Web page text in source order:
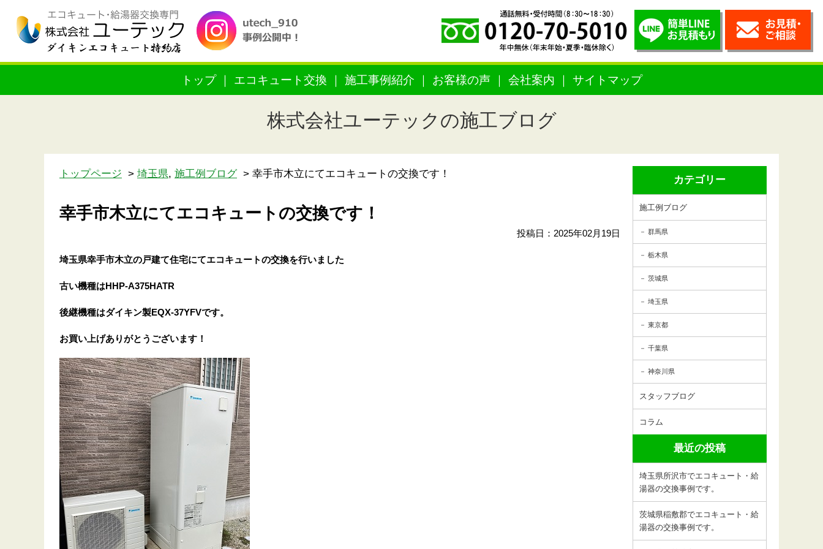
トップ エコキュート交換 施工事例紹介 お客様の声 会社案内 サイトマップ
株式会社ユーテックの施工ブログ
カテゴリー
施工例ブログ
群馬県
栃木県
茨城県
埼玉県
東京都
千葉県
神奈川県
スタッフブログ
コラム
最近の投稿
埼玉県所沢市でエコキュート・給
湯器の交換事例です。
茨城県稲敷郡でエコキュート・給
湯器の交換事例です。
トップページ 埼玉県, 施工例ブログ 幸手市木立にてエコキュートの交換です！
幸手市木立にてエコキュートの交換です！
投稿日：2025年02月19日
埼玉県幸手市木立の戸建て住宅にてエコキュートの交換を行いました
古い機種はHHP-A375HATR
後継機種はダイキン製EQX-37YFVです。
お買い上げありがとうございます ！